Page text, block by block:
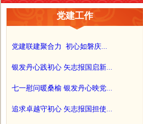
党建工作
党建联建聚合力 初心如磐庆...
银发丹心践初心 矢志报国启新...
七一慰问暖桑榆 银发丹心映党...
追求卓越守初心 矢志报国担使...